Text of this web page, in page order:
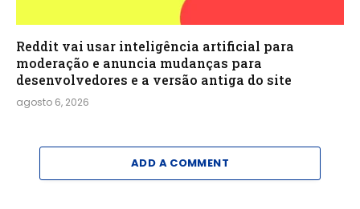
Reddit vai usar inteligência artificial para
moderação e anuncia mudanças para
desenvolvedores e a versão antiga do site
agosto 6, 2026
ADD A COMMENT